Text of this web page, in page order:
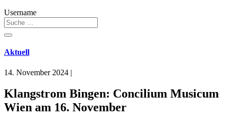
Username
Aktuell
14. November 2024 |
Klangstrom Bingen: Concilium Musicum
Wien am 16. November